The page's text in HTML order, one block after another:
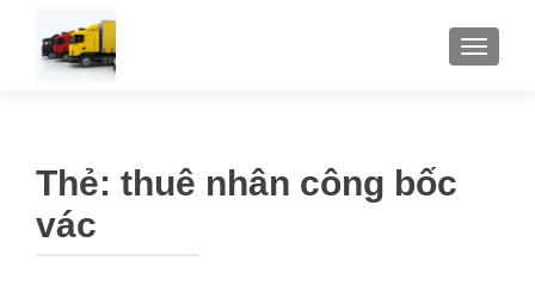
Thẻ: thuê nhân công bốc
vác